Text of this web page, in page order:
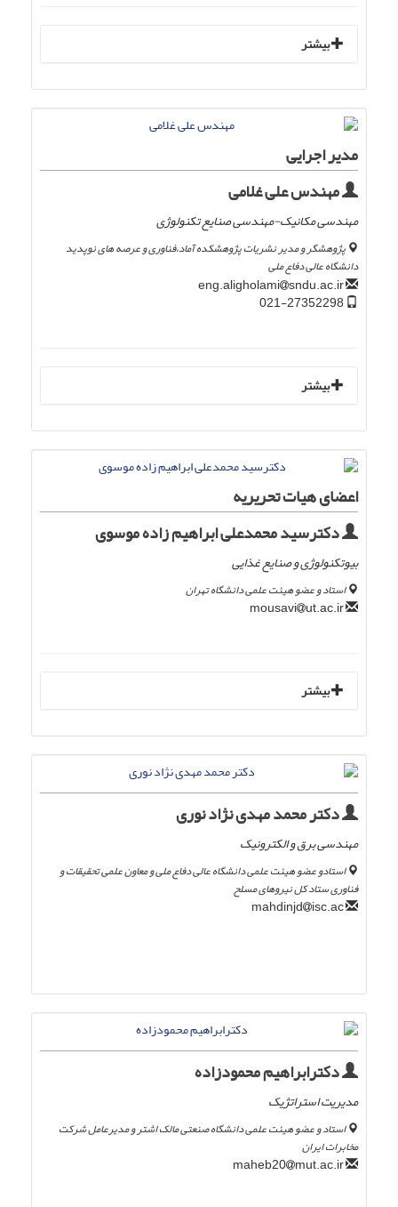
بیشتر
مدیر اجرایی
مهندس علی غلامی
مهندسی مکانیک-مهندسی صنایع تکنولوژی
پژوهشگر و مدیر نشریات پژوهشکده آماد،فناوری و عرصه های نوپدید
دانشگاه عالی دفاع ملی
sndu.ac.ir
بیشتر
اعضای هیات تحریریه
دکترسید محمدعلی ابراهیم زاده موسوی
بیوتکنولوژی و صنایع غذایی
استاد و عضو هیئت علمی دانشگاه تهران
ut.ac.ir
بیشتر
دکتر محمد مهدی نژاد نوری
مهندسی برق و الکترونیک
استادو عضو هیئت علمی دانشگاه عالی دفاع ملی و معاون علمی تحقیقات و
فناوری ستاد کل نیروهای مسلح
isc.ac
دکترابراهیم محمودزاده
مدیریت استراتژیک
استاد و عضو هیئت علمی دانشگاه صنعتی مالک اشتر و مدیرعامل شرکت
مخابرات ایران
mut.ac.ir